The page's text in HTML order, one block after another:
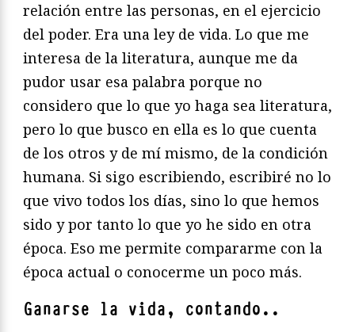
relación entre las personas, en el ejercicio
del poder. Era una ley de vida. Lo que me
interesa de la literatura, aunque me da
pudor usar esa palabra porque no
considero que lo que yo haga sea literatura,
pero lo que busco en ella es lo que cuenta
de los otros y de mí mismo, de la condición
humana. Si sigo escribiendo, escribiré no lo
que vivo todos los días, sino lo que hemos
sido y por tanto lo que yo he sido en otra
época. Eso me permite compararme con la
época actual o conocerme un poco más.
Ganarse la vida, contando..